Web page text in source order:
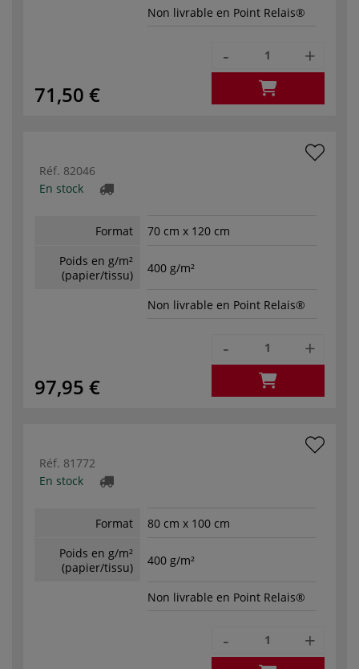
Non livrable en Point Relais®
71,50 €
- +
Réf. 82046
En stock
Format
70 cm x 120 cm
Poids en g/m²
(papier/tissu)
400 g/m²
Non livrable en Point Relais®
97,95 €
- +
Réf. 81772
En stock
Format
80 cm x 100 cm
Poids en g/m²
(papier/tissu)
400 g/m²
Non livrable en Point Relais®
- +